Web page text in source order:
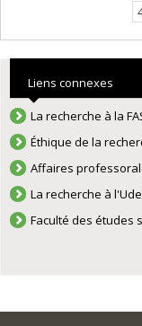
Liens connexes
La recherche à la
Éthique de la
Affaires
La recherche à
Faculté des études